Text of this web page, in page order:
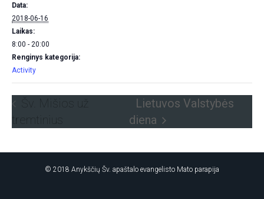
Data:
2018-06-16
Laikas:
8:00 - 20:00
Renginys kategorija:
Activity
Šv. Mišios už
tremtinius
Lietuvos Valstybės
diena
© 2018 Anykščių Šv. apaštalo evangelisto Mato parapija